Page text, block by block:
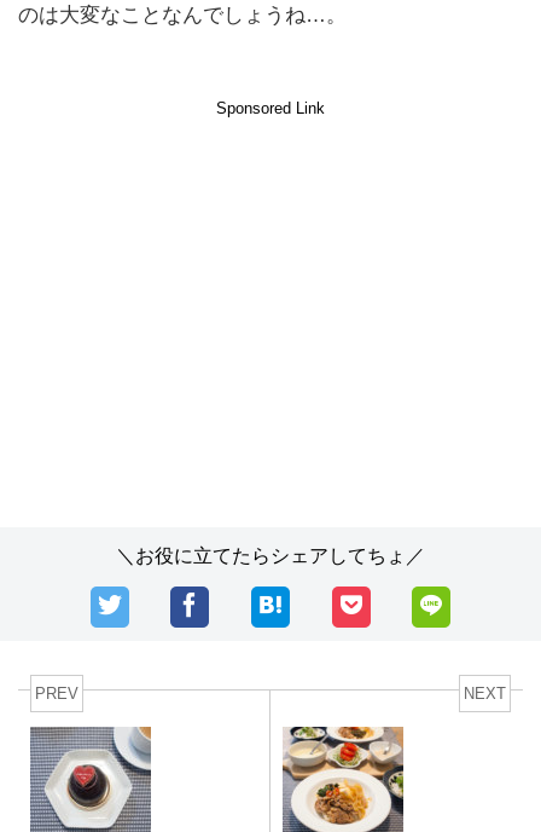
のは大変なことなんでしょうね…。
Sponsored Link
＼お役に立てたらシェアしてちょ／
PREV NEXT